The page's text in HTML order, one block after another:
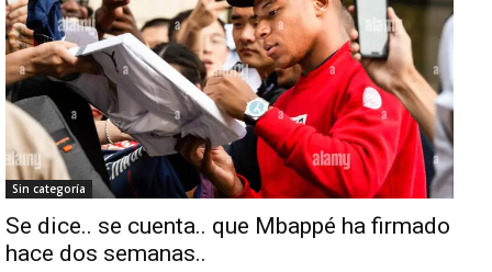
Sin categoría
Se dice.. se cuenta.. que Mbappé ha firmado
hace dos semanas..